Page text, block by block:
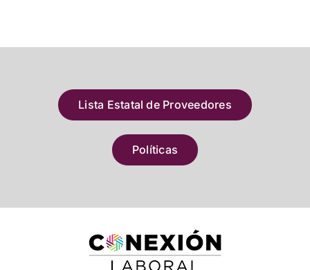
Lista Estatal de Proveedores
Políticas